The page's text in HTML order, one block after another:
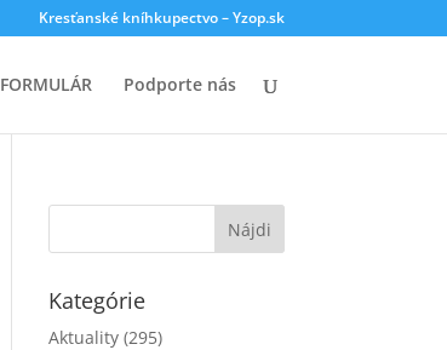
Kresťanské kníhkupectvo – Yzop.sk
FORMULÁR Podporte nás
Kategórie
Aktuality (295)